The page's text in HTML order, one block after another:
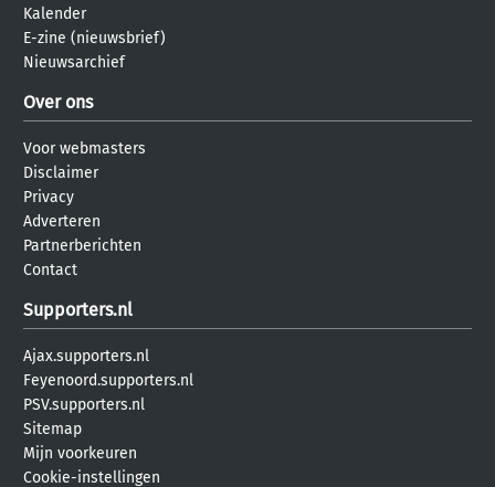
Kalender
E-zine (nieuwsbrief)
Nieuwsarchief
Over ons
Voor webmasters
Disclaimer
Privacy
Adverteren
Partnerberichten
Contact
Supporters.nl
Ajax.supporters.nl
Feyenoord.supporters.nl
PSV.supporters.nl
Sitemap
Mijn voorkeuren
Cookie-instellingen